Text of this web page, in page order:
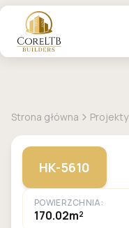
Strona główna Projekty
HK-5610
POWIERZCHNIA:
170.02m²